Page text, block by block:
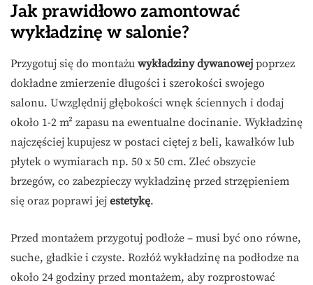
Jak prawidłowo zamontować
wykładzinę w salonie?
Przygotuj się do montażu wykładziny dywanowej poprzez
dokładne zmierzenie długości i szerokości swojego
salonu. Uwzględnij głębokości wnęk ściennych i dodaj
około 1-2 m² zapasu na ewentualne docinanie. Wykładzinę
najczęściej kupujesz w postaci ciętej z beli, kawałków lub
płytek o wymiarach np. 50 x 50 cm. Zleć obszycie
brzegów, co zabezpieczy wykładzinę przed strzępieniem
się oraz poprawi jej estetykę.
Przed montażem przygotuj podłoże – musi być ono równe,
suche, gładkie i czyste. Rozłóż wykładzinę na podłodze na
około 24 godziny przed montażem, aby rozprostować